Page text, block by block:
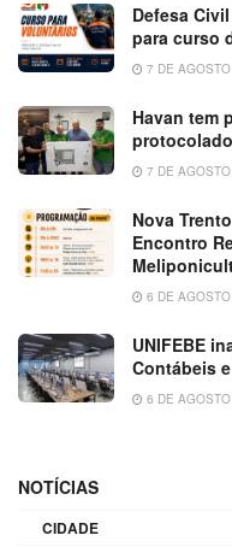
Defesa
para curso
7 DE
Havan tem
7 DE
Nova
Encontro
6 DE
UNIFEBE
Contábeis
6 DE
NOTÍCIAS
CIDADE